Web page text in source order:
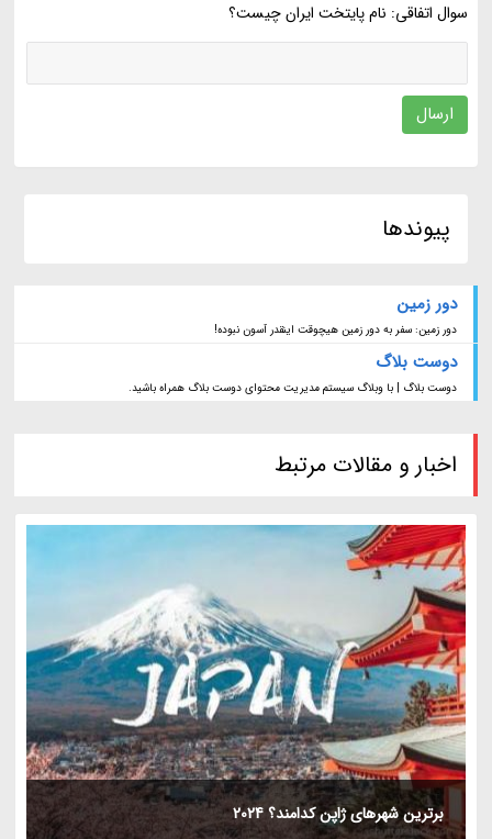
سوال اتفاقی: نام پایتخت ایران چیست؟
ارسال
پیوندها
دور زمین
دور زمین: سفر به دور زمین هیچوقت اینقدر آسون نبوده!
دوست بلاگ
دوست بلاگ | با وبلاگ سیستم مدیریت محتوای دوست بلاگ همراه باشید.
اخبار و مقالات مرتبط
برترین شهرهای ژاپن کدامند؟ 2024